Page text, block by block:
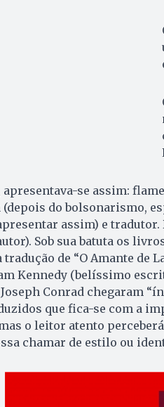
se assim:
do bolsonarismo,
assim) e
Sob sua batuta os
tradução de “O Amante de
Kennedy (belíssimo
Joseph Conrad chegaram
que fica-se com a
o leitor atento
chamar de estilo ou